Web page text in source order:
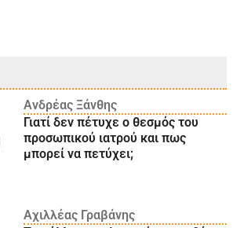
Ανδρέας Ξάνθης
Γιατί δεν πέτυχε ο θεσμός του
προσωπικού ιατρού και πως
μπορεί να πετύχει;
Αχιλλέας Γραβάνης